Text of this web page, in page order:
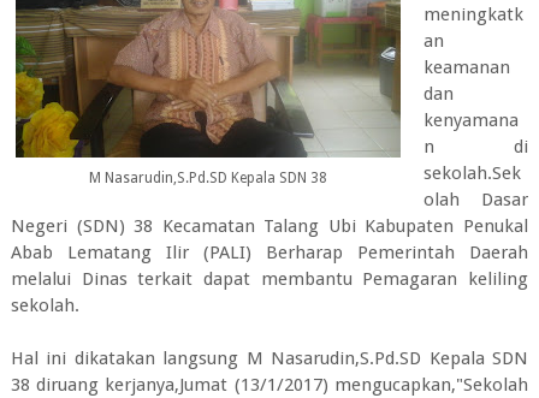
M Nasarudin,S.Pd.SD Kepala SDN 38
meningkatk
an
keamanan
dan
kenyamana
n di
sekolah.Sek
olah Dasar
Negeri (SDN) 38 Kecamatan Talang Ubi Kabupaten Penukal
Abab Lematang Ilir (PALI) Berharap Pemerintah Daerah
melalui Dinas terkait dapat membantu Pemagaran keliling
sekolah.
Hal ini dikatakan langsung M Nasarudin,S.Pd.SD Kepala SDN
38 diruang kerjanya,Jumat (13/1/2017) mengucapkan,"Sekolah